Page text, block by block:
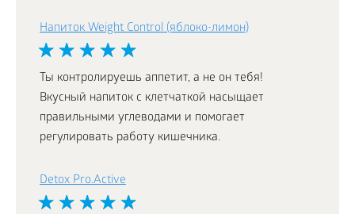
Напиток Weight Control (яблоко-лимон)
Ты контролируешь аппетит, а не он тебя!
Вкусный напиток с клетчаткой насыщает
правильными углеводами и помогает
регулировать работу кишечника.
Detox Pro.Active